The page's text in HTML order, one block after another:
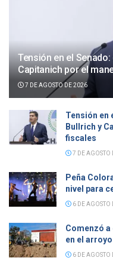
Tensión en el
Capitanich por el
7 DE AGOSTO DE 2026
Tensión en
Bullrich y
fiscales
7 DE AGOSTO
Peña
nivel para
6 DE AGOSTO
Comenzó
en el
6 DE AGOSTO